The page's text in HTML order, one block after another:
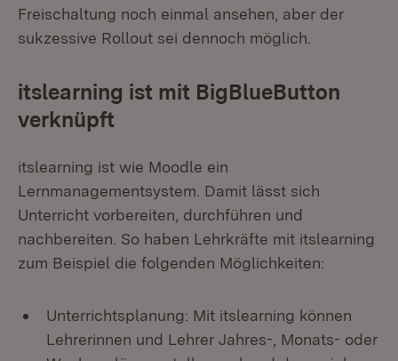
Freischaltung noch einmal ansehen, aber der
sukzessive Rollout sei dennoch möglich.
itslearning ist mit BigBlueButton
verknüpft
itslearning ist wie Moodle ein
Lernmanagementsystem. Damit lässt sich
Unterricht vorbereiten, durchführen und
nachbereiten. So haben Lehrkräfte mit itslearning
zum Beispiel die folgenden Möglichkeiten:
Unterrichtsplanung: Mit itslearning können
Lehrerinnen und Lehrer Jahres-, Monats- oder